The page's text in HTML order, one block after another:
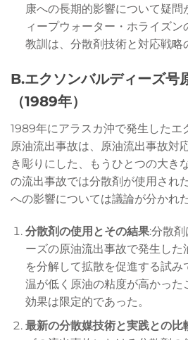
康への長期的影響について疑
ィープウォーター・ホライズ
教訓は、分散剤技術と対応戦略
B.エクソンバルディーズ号
（1989年）
1989年にアラスカ沖で発生したエ
原油流出事故は、原油流出事故対
き彫りにした、もうひとつの大き
の流出事故では分散剤が使用され
への影響については議論が分かれた
分散剤の使用とその結果:分散
ーズの原油流出事故で発生した
を分解して拡散を促進する試
温が低く原油の粘度が高かった
効果は限定的であった。
最新の分散媒技術と実践との比